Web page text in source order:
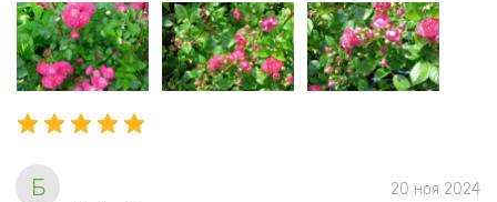
Б 20 ноя 2024